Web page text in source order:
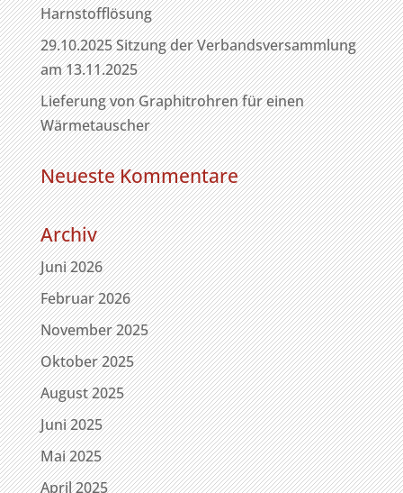
Harnstofflösung
29.10.2025 Sitzung der Verbandsversammlung
am 13.11.2025
Lieferung von Graphitrohren für einen
Wärmetauscher
Neueste Kommentare
Archiv
Juni 2026
Februar 2026
November 2025
Oktober 2025
August 2025
Juni 2025
Mai 2025
April 2025